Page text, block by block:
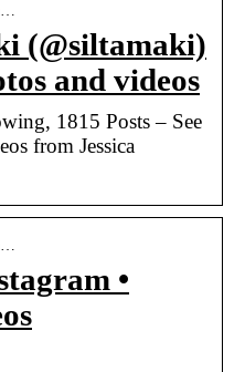
(@siltamaki)
and videos
1815 Posts – See
from Jessica
•